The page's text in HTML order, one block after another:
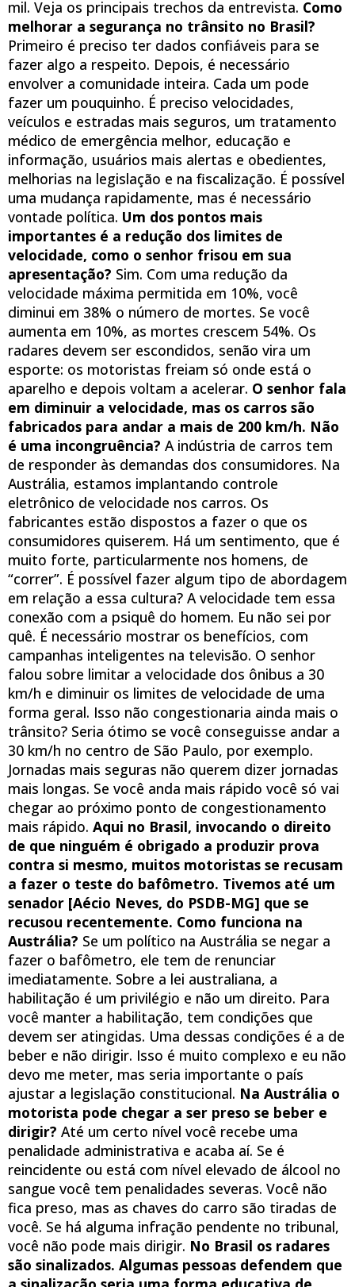
mil. Veja os principais trechos da entrevista. Como
melhorar a segurança no trânsito no Brasil?
Primeiro é preciso ter dados confiáveis para se
fazer algo a respeito. Depois, é necessário
envolver a comunidade inteira. Cada um pode
fazer um pouquinho. É preciso velocidades,
veículos e estradas mais seguros, um tratamento
médico de emergência melhor, educação e
informação, usuários mais alertas e obedientes,
melhorias na legislação e na fiscalização. É possível
uma mudança rapidamente, mas é necessário
vontade política. Um dos pontos mais
importantes é a redução dos limites de
velocidade, como o senhor frisou em sua
apresentação? Sim. Com uma redução da
velocidade máxima permitida em 10%, você
diminui em 38% o número de mortes. Se você
aumenta em 10%, as mortes crescem 54%. Os
radares devem ser escondidos, senão vira um
esporte: os motoristas freiam só onde está o
aparelho e depois voltam a acelerar. O senhor fala
em diminuir a velocidade, mas os carros são
fabricados para andar a mais de 200 km/h. Não
é uma incongruência? A indústria de carros tem
de responder às demandas dos consumidores. Na
Austrália, estamos implantando controle
eletrônico de velocidade nos carros. Os
fabricantes estão dispostos a fazer o que os
consumidores quiserem. Há um sentimento, que é
muito forte, particularmente nos homens, de
“correr”. É possível fazer algum tipo de abordagem
em relação a essa cultura? A velocidade tem essa
conexão com a psiquê do homem. Eu não sei por
quê. É necessário mostrar os benefícios, com
campanhas inteligentes na televisão. O senhor
falou sobre limitar a velocidade dos ônibus a 30
km/h e diminuir os limites de velocidade de uma
forma geral. Isso não congestionaria ainda mais o
trânsito? Seria ótimo se você conseguisse andar a
30 km/h no centro de São Paulo, por exemplo.
Jornadas mais seguras não querem dizer jornadas
mais longas. Se você anda mais rápido você só vai
chegar ao próximo ponto de congestionamento
mais rápido. Aqui no Brasil, invocando o direito
de que ninguém é obrigado a produzir prova
contra si mesmo, muitos motoristas se recusam
a fazer o teste do bafômetro. Tivemos até um
senador [Aécio Neves, do PSDB-MG] que se
recusou recentemente. Como funciona na
Austrália? Se um político na Austrália se negar a
fazer o bafômetro, ele tem de renunciar
imediatamente. Sobre a lei australiana, a
habilitação é um privilégio e não um direito. Para
você manter a habilitação, tem condições que
devem ser atingidas. Uma dessas condições é a de
beber e não dirigir. Isso é muito complexo e eu não
devo me meter, mas seria importante o país
ajustar a legislação constitucional. Na Austrália o
motorista pode chegar a ser preso se beber e
dirigir? Até um certo nível você recebe uma
penalidade administrativa e acaba aí. Se é
reincidente ou está com nível elevado de álcool no
sangue você tem penalidades severas. Você não
fica preso, mas as chaves do carro são tiradas de
você. Se há alguma infração pendente no tribunal,
você não pode mais dirigir. No Brasil os radares
são sinalizados. Algumas pessoas defendem que